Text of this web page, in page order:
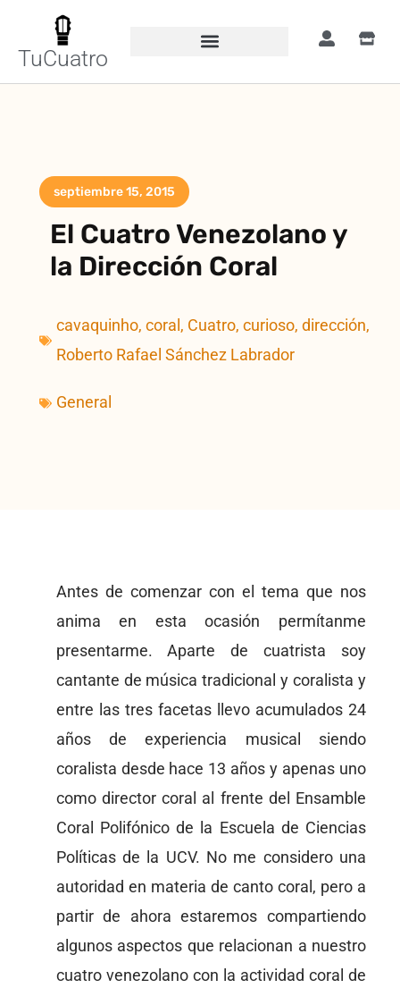
TuCuatro
septiembre 15, 2015
El Cuatro Venezolano y
la Dirección Coral
cavaquinho,coral , Cuatro,curioso,dirección,
Roberto Rafael Sánchez Labrador
General
Antes de comenzar con el tema que nos
anima en esta ocasión permítanme
presentarme. Aparte de cuatrista soy
cantante de música tradicional y coralista y
entre las tres facetas llevo acumulados 24
años de experiencia musical siendo
coralista desde hace 13 años y apenas uno
como director coral al frente del Ensamble
Coral Polifónico de la Escuela de Ciencias
Políticas de la UCV. No me considero una
autoridad en materia de canto coral, pero a
partir de ahora estaremos compartiendo
algunos aspectos que relacionan a nuestro
cuatro venezolano con la actividad coral de